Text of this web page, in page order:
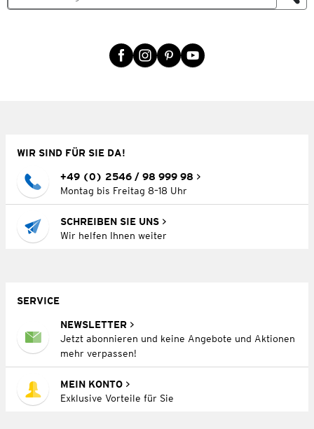
WIR SIND FÜR SIE DA!
+49 (0) 2546 / 98 999 98
Montag bis Freitag 8–18 Uhr
SCHREIBEN SIE UNS
Wir helfen Ihnen weiter
SERVICE
NEWSLETTER
Jetzt abonnieren und keine Angebote und Aktionen
mehr verpassen!
MEIN KONTO
Exklusive Vorteile für Sie